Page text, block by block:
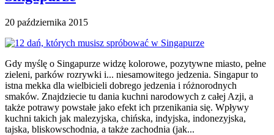
20 października 2015
Gdy myślę o Singapurze widzę kolorowe, pozytywne miasto, pełne
zieleni, parków rozrywki i... niesamowitego jedzenia. Singapur to
istna mekka dla wielbicieli dobrego jedzenia i różnorodnych
smaków. Znajdziecie tu dania kuchni narodowych z całej Azji, a
także potrawy powstałe jako efekt ich przenikania się. Wpływy
kuchni takich jak malezyjska, chińska, indyjska, indonezyjska,
tajska, bliskowschodnia, a także zachodnia (jak...